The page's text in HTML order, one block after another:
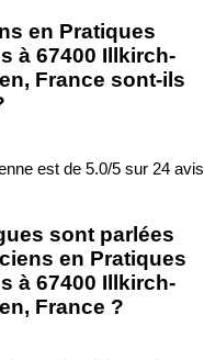
en Pratiques
à 67400 Illkirch-
France sont-ils
est de 5.0/5 sur 24 avis
sont parlées
en Pratiques
à 67400 Illkirch-
France ?